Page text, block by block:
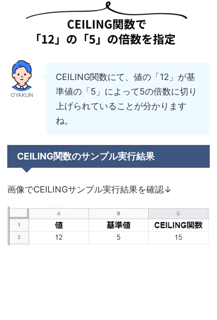
OYAKUN
CEILING関数にて、値の「12」が基
準値の「5」によって5の倍数に切り
上げられていることが分かります
ね。
CEILING関数のサンプル実行結果
画像でCEILINGサンプル実行結果を確認↓